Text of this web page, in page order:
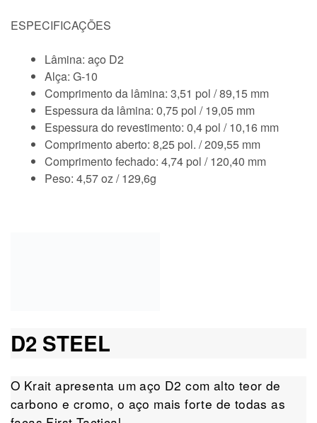
ESPECIFICAÇÕES
Lâmina: aço D2
Alça: G-10
Comprimento da lâmina: 3,51 pol / 89,15 mm
Espessura da lâmina: 0,75 pol / 19,05 mm
Espessura do revestimento: 0,4 pol / 10,16 mm
Comprimento aberto: 8,25 pol. / 209,55 mm
Comprimento fechado: 4,74 pol / 120,40 mm
Peso: 4,57 oz / 129,6g
D2 STEEL
O Krait apresenta um aço D2 com alto teor de
carbono e cromo, o aço mais forte de todas as